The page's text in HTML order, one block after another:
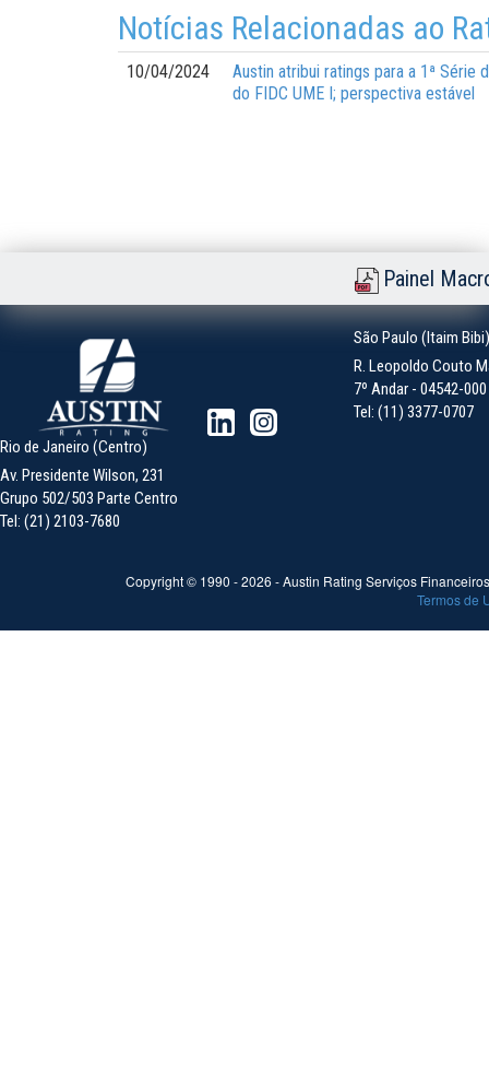
Notícias Relacionadas ao
10/04/2024
Austin atribui ratings para a 1ª Série
do FIDC UME I; perspectiva estável
Painel
São Paulo (Itaim Bibi)
R. Leopoldo Couto
7º Andar - 04542-
Tel: (11) 3377-0707
Rio de Janeiro (Centro)
Av. Presidente Wilson, 231
Grupo 502/503 Parte Centro
Tel: (21) 2103-7680
Copyright © 1990 -2026 - Austin Rating Serviços
Termos de